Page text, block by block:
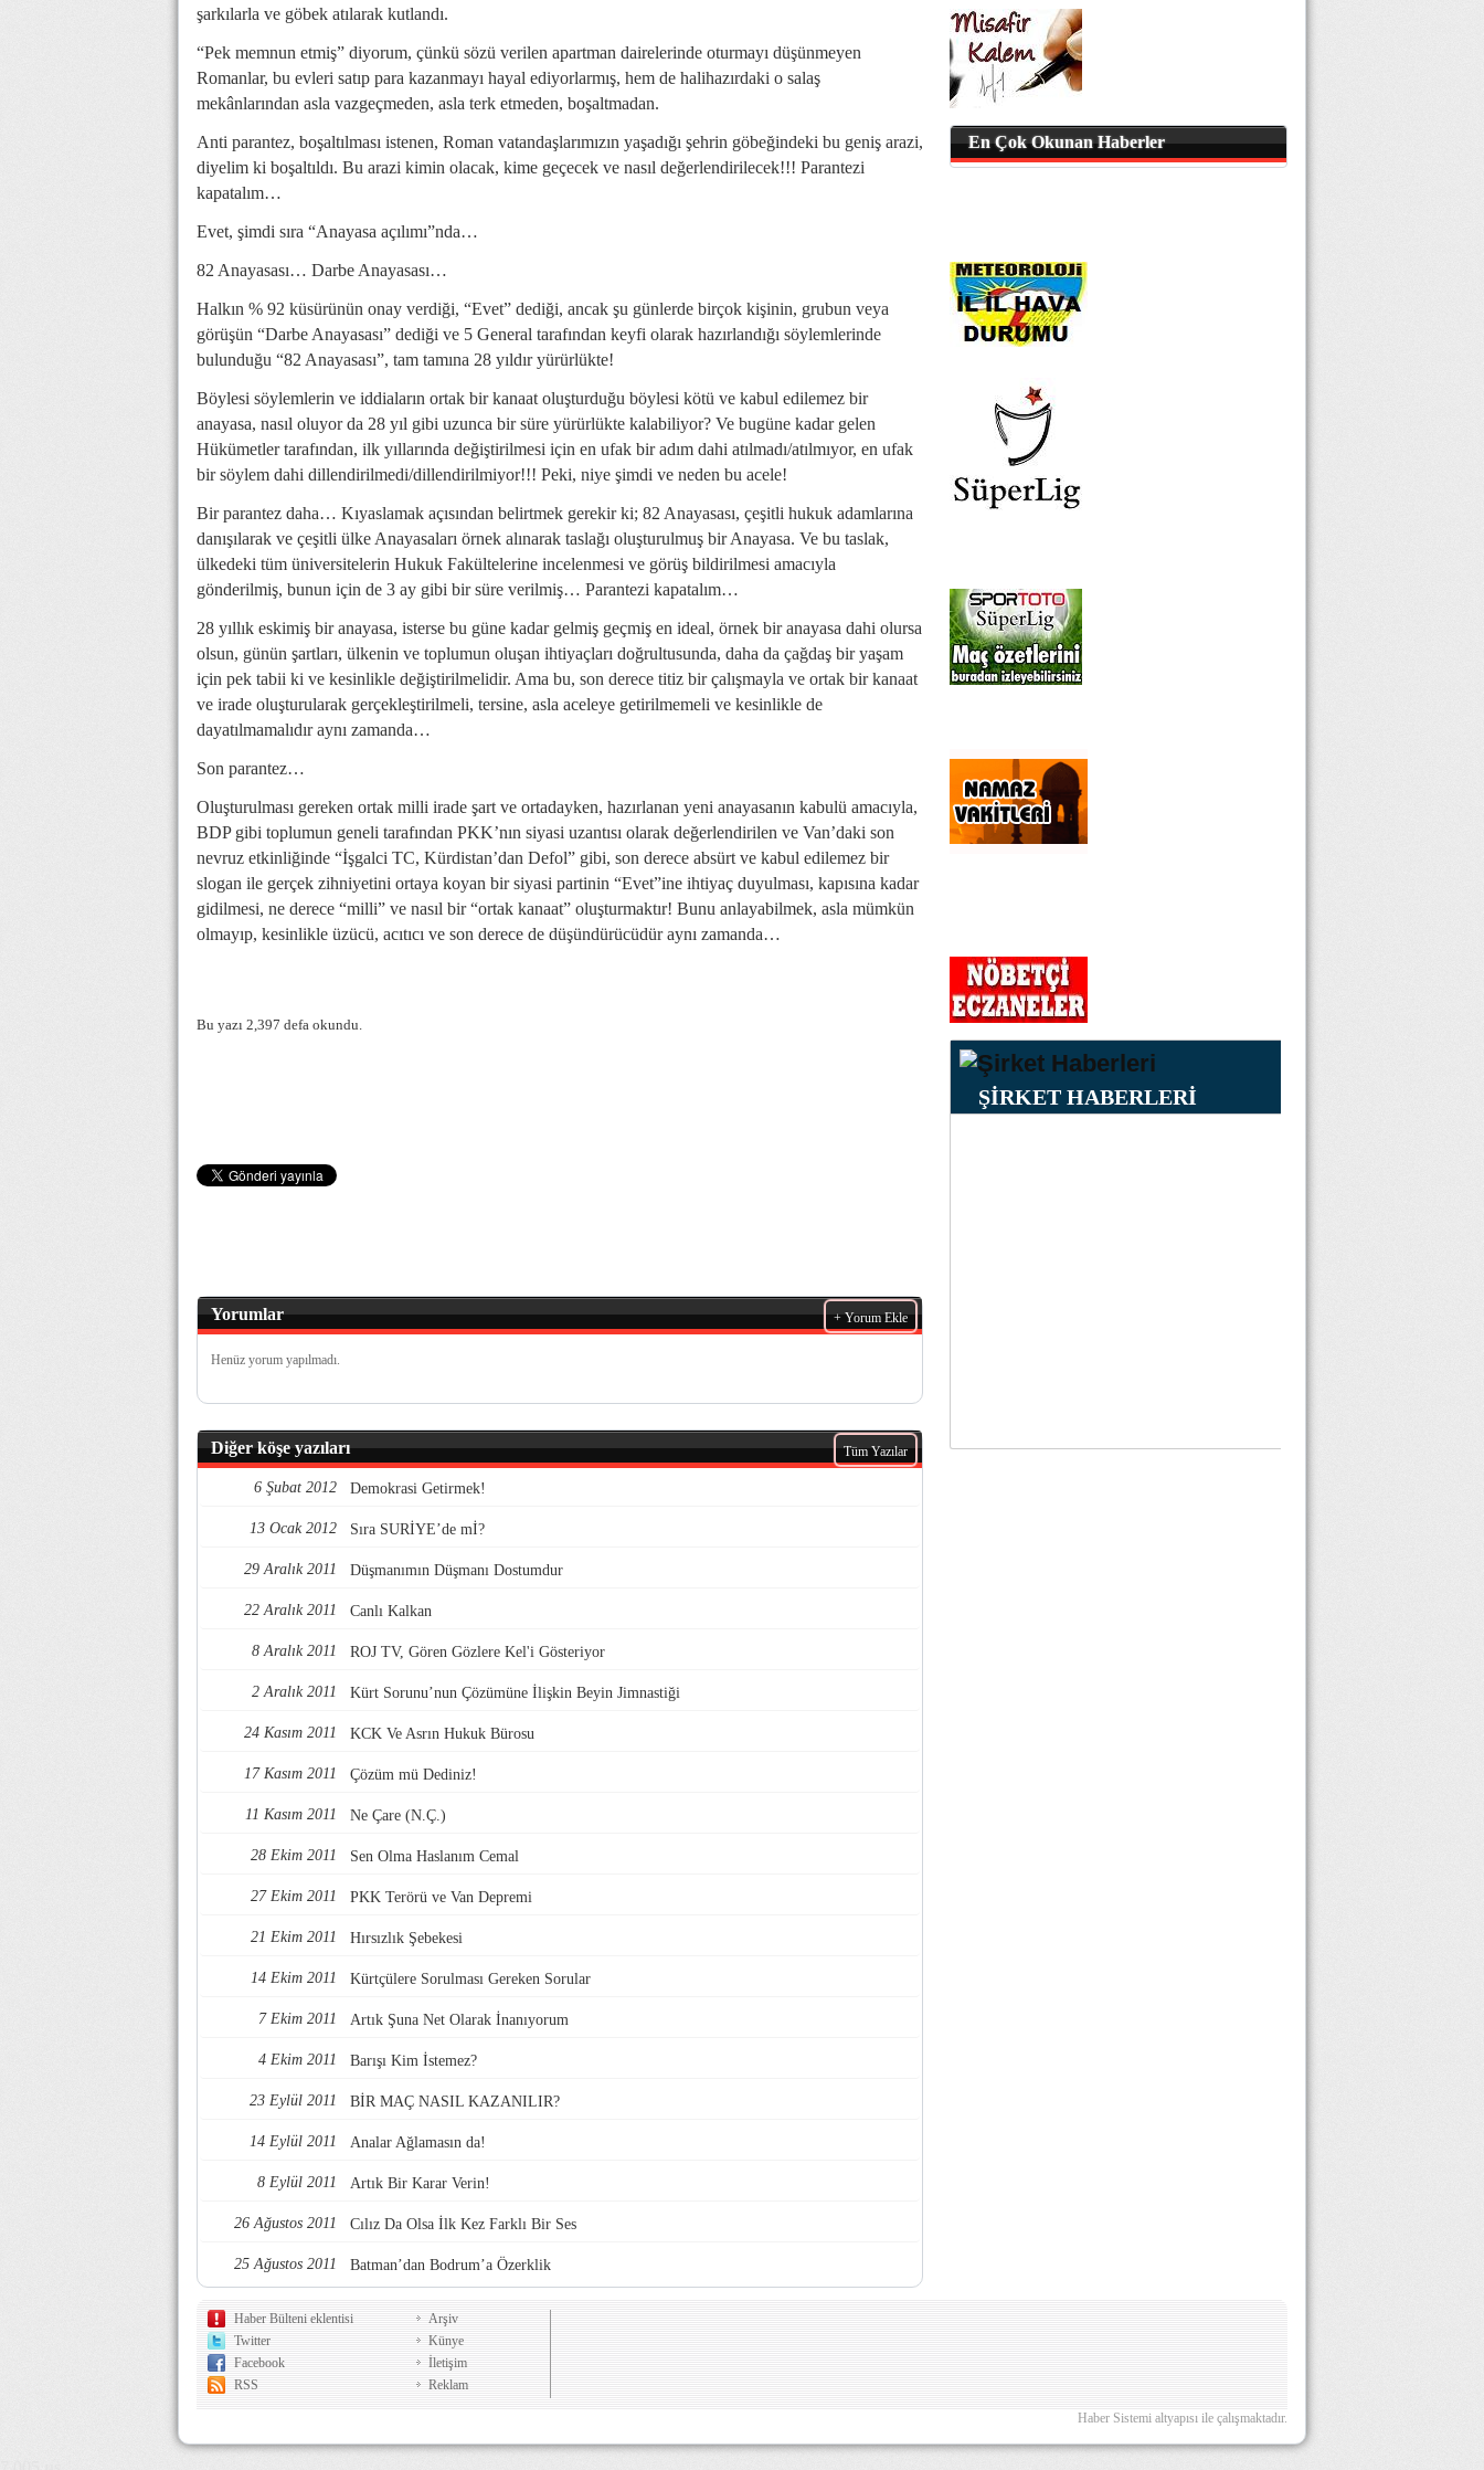
şarkılarla ve göbek atılarak kutlandı.
“Pek memnun etmiş” diyorum, çünkü sözü verilen apartman dairelerinde oturmayı düşünmeyen
Romanlar, bu evleri satıp para kazanmayı hayal ediyorlarmış, hem de halihazırdaki o salaş
mekânlarından asla vazgeçmeden, asla terk etmeden, boşaltmadan.
Anti parantez, boşaltılması istenen, Roman vatandaşlarımızın yaşadığı şehrin göbeğindeki bu geniş arazi,
diyelim ki boşaltıldı. Bu arazi kimin olacak, kime geçecek ve nasıl değerlendirilecek!!! Parantezi
kapatalım…
Evet, şimdi sıra “Anayasa açılımı”nda…
82 Anayasası… Darbe Anayasası…
Halkın % 92 küsürünün onay verdiği, “Evet” dediği, ancak şu günlerde birçok kişinin, grubun veya
görüşün “Darbe Anayasası” dediği ve 5 General tarafından keyfi olarak hazırlandığı söylemlerinde
bulunduğu “82 Anayasası”, tam tamına 28 yıldır yürürlükte!
Böylesi söylemlerin ve iddiaların ortak bir kanaat oluşturduğu böylesi kötü ve kabul edilemez bir
anayasa, nasıl oluyor da 28 yıl gibi uzunca bir süre yürürlükte kalabiliyor? Ve bugüne kadar gelen
Hükümetler tarafından, ilk yıllarında değiştirilmesi için en ufak bir adım dahi atılmadı/atılmıyor, en ufak
bir söylem dahi dillendirilmedi/dillendirilmiyor!!! Peki, niye şimdi ve neden bu acele!
Bir parantez daha… Kıyaslamak açısından belirtmek gerekir ki; 82 Anayasası, çeşitli hukuk adamlarına
danışılarak ve çeşitli ülke Anayasaları örnek alınarak taslağı oluşturulmuş bir Anayasa. Ve bu taslak,
ülkedeki tüm üniversitelerin Hukuk Fakültelerine incelenmesi ve görüş bildirilmesi amacıyla
gönderilmiş, bunun için de 3 ay gibi bir süre verilmiş… Parantezi kapatalım…
28 yıllık eskimiş bir anayasa, isterse bu güne kadar gelmiş geçmiş en ideal, örnek bir anayasa dahi olursa
olsun, günün şartları, ülkenin ve toplumun oluşan ihtiyaçları doğrultusunda, daha da çağdaş bir yaşam
için pek tabii ki ve kesinlikle değiştirilmelidir. Ama bu, son derece titiz bir çalışmayla ve ortak bir kanaat
ve irade oluşturularak gerçekleştirilmeli, tersine, asla aceleye getirilmemeli ve kesinlikle de
dayatılmamalıdır aynı zamanda…
Son parantez…
Oluşturulması gereken ortak milli irade şart ve ortadayken, hazırlanan yeni anayasanın kabulü amacıyla,
BDP gibi toplumun geneli tarafından PKK’nın siyasi uzantısı olarak değerlendirilen ve Van’daki son
nevruz etkinliğinde “İşgalci TC, Kürdistan’dan Defol” gibi, son derece absürt ve kabul edilemez bir
slogan ile gerçek zihniyetini ortaya koyan bir siyasi partinin “Evet”ine ihtiyaç duyulması, kapısına kadar
gidilmesi, ne derece “milli” ve nasıl bir “ortak kanaat” oluşturmaktır! Bunu anlayabilmek, asla mümkün
olmayıp, kesinlikle üzücü, acıtıcı ve son derece de düşündürücüdür aynı zamanda…
Bu yazı 2,397 defa okundu.
Yorumlar + Yorum Ekle
Henüz yorum yapılmadı.
Diğer köşe yazıları Tüm Yazılar
6 Şubat 2012 Demokrasi Getirmek!
13 Ocak 2012 Sıra SURİYE’de mİ?
29 Aralık 2011 Düşmanımın Düşmanı Dostumdur
22 Aralık 2011 Canlı Kalkan
8 Aralık 2011 ROJ TV, Gören Gözlere Kel'i Gösteriyor
2 Aralık 2011 Kürt Sorunu’nun Çözümüne İlişkin Beyin Jimnastiği
24 Kasım 2011 KCK Ve Asrın Hukuk Bürosu
17 Kasım 2011 Çözüm mü Dediniz!
11 Kasım 2011 Ne Çare (N.Ç.)
28 Ekim 2011 Sen Olma Haslanım Cemal
27 Ekim 2011 PKK Terörü ve Van Depremi
21 Ekim 2011 Hırsızlık Şebekesi
14 Ekim 2011 Kürtçülere Sorulması Gereken Sorular
7 Ekim 2011 Artık Şuna Net Olarak İnanıyorum
4 Ekim 2011 Barışı Kim İstemez?
23 Eylül 2011 BİR MAÇ NASIL KAZANILIR?
14 Eylül 2011 Analar Ağlamasın da!
8 Eylül 2011 Artık Bir Karar Verin!
26 Ağustos 2011 Cılız Da Olsa İlk Kez Farklı Bir Ses
25 Ağustos 2011 Batman’dan Bodrum’a Özerklik
En Çok Okunan Haberler
ŞİRKET HABERLERİ
Haber Bülteni eklentisi
Twitter
Facebook
RSS
Arşiv
Künye
İletişim
Reklam
Haber Sistemi altyapısı ile çalışmaktadır.